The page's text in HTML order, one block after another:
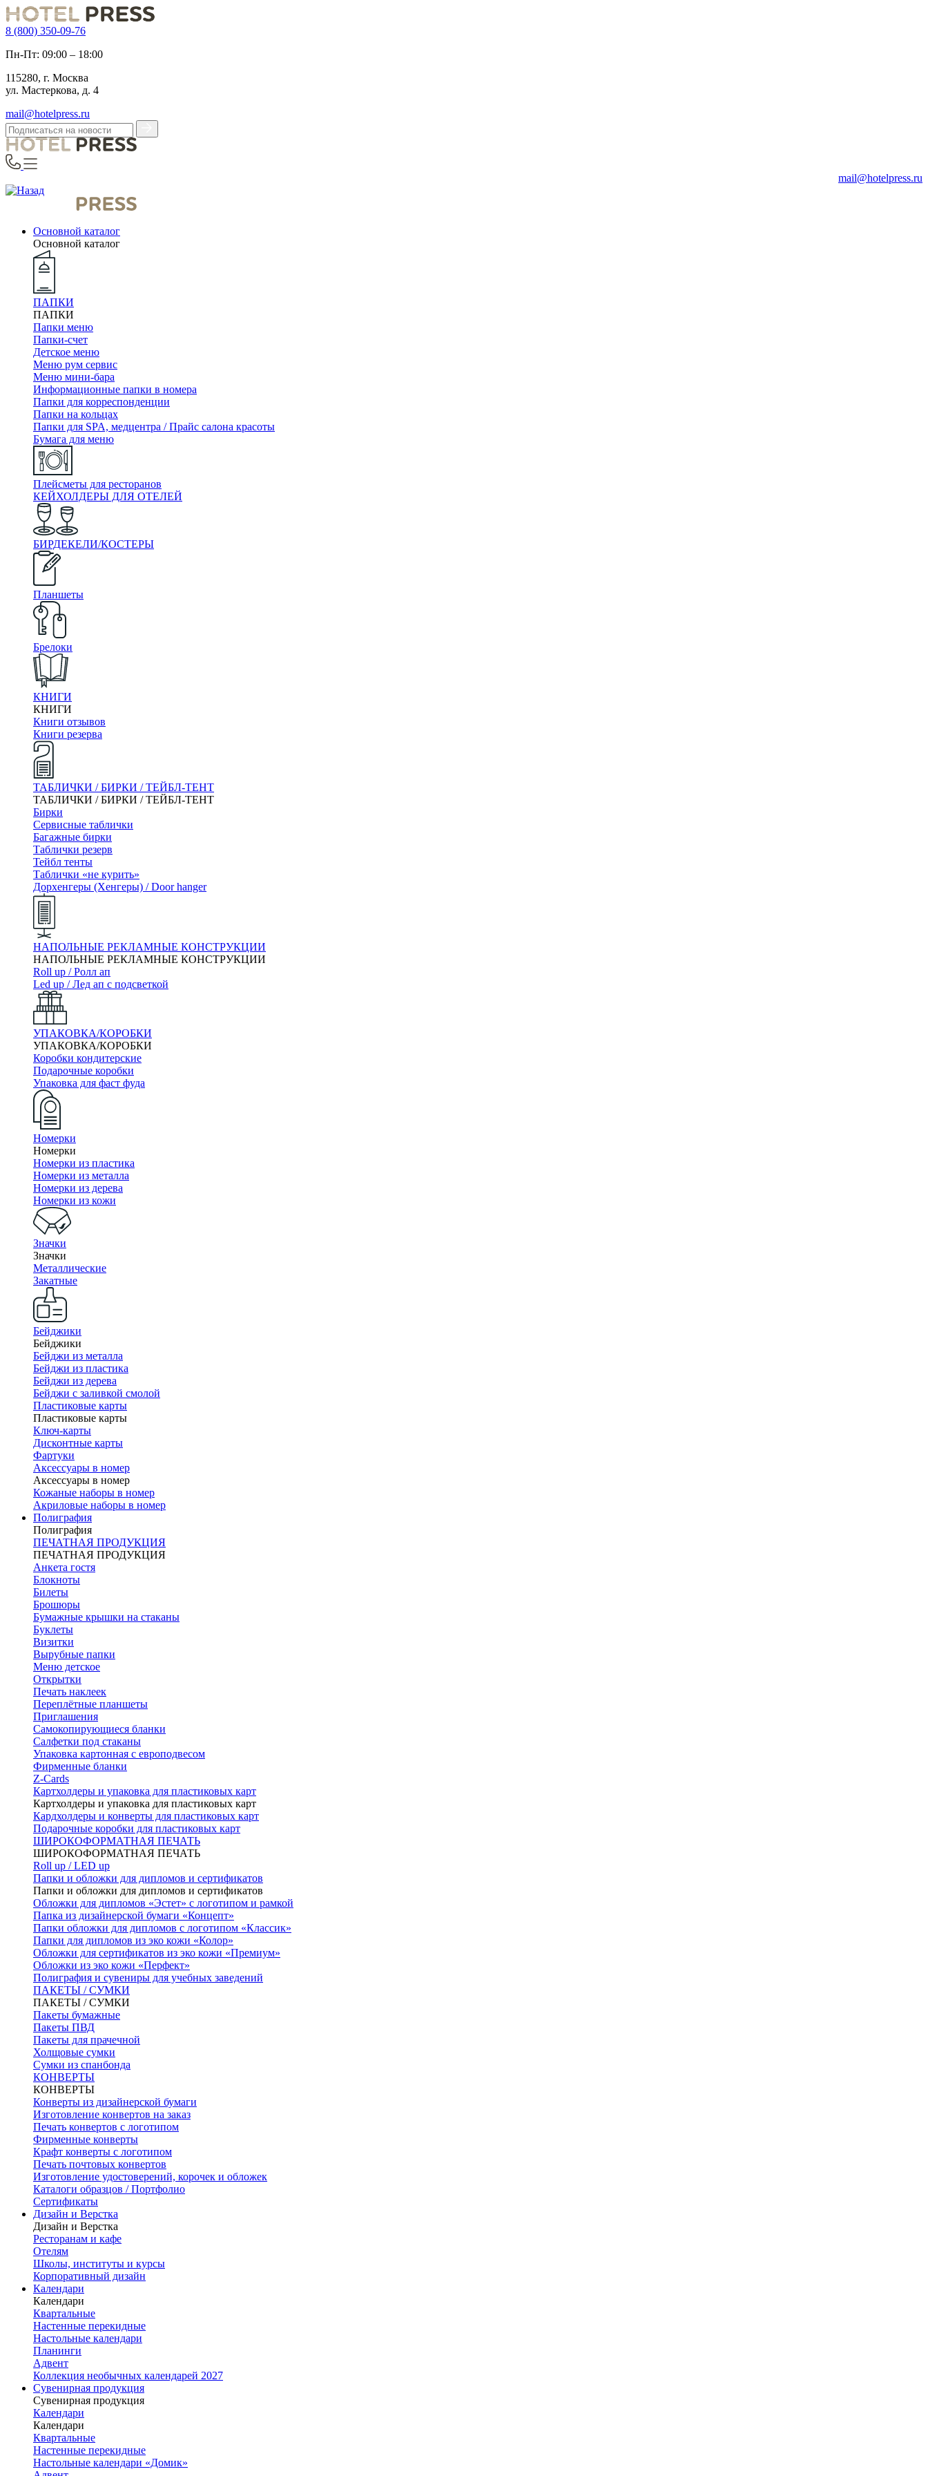
8 (800) 350-09-76
Пн-Пт: 09:00 – 18:00
115280, г. Москва
ул. Мастеркова, д. 4
mail@hotelpress.ru
mail@hotelpress.ru
Основной каталог
Основной каталог
ПАПКИ
ПАПКИ
Папки меню
Папки-счет
Детское меню
Меню рум сервис
Меню мини-бара
Информационные папки в номера
Папки для корреспонденции
Папки на кольцах
Папки для SPA, медцентра / Прайс салона красоты
Бумага для меню
Плейсметы для ресторанов
КЕЙХОЛДЕРЫ ДЛЯ ОТЕЛЕЙ
БИРДЕКЕЛИ/КОСТЕРЫ
Планшеты
Брелоки
КНИГИ
КНИГИ
Книги отзывов
Книги резерва
ТАБЛИЧКИ / БИРКИ / ТЕЙБЛ-ТЕНТ
ТАБЛИЧКИ / БИРКИ / ТЕЙБЛ-ТЕНТ
Бирки
Сервисные таблички
Багажные бирки
Таблички резерв
Тейбл тенты
Таблички «не курить»
Дорхенгеры (Хенгеры) / Door hanger
НАПОЛЬНЫЕ РЕКЛАМНЫЕ КОНСТРУКЦИИ
НАПОЛЬНЫЕ РЕКЛАМНЫЕ КОНСТРУКЦИИ
Roll up / Ролл ап
Led up / Лед ап с подсветкой
УПАКОВКА/КОРОБКИ
УПАКОВКА/КОРОБКИ
Коробки кондитерские
Подарочные коробки
Упаковка для фаст фуда
Номерки
Номерки
Номерки из пластика
Номерки из металла
Номерки из дерева
Номерки из кожи
Значки
Значки
Металлические
Закатные
Бейджики
Бейджики
Бейджи из металла
Бейджи из пластика
Бейджи из дерева
Бейджи с заливкой смолой
Пластиковые карты
Пластиковые карты
Ключ-карты
Дисконтные карты
Фартуки
Аксессуары в номер
Аксессуары в номер
Кожаные наборы в номер
Акриловые наборы в номер
Полиграфия
Полиграфия
ПЕЧАТНАЯ ПРОДУКЦИЯ
ПЕЧАТНАЯ ПРОДУКЦИЯ
Анкета гостя
Блокноты
Билеты
Брошюры
Бумажные крышки на стаканы
Буклеты
Визитки
Вырубные папки
Меню детское
Открытки
Печать наклеек
Переплётные планшеты
Приглашения
Самокопирующиеся бланки
Салфетки под стаканы
Упаковка картонная с европодвесом
Фирменные бланки
Z-Cards
Картхолдеры и упаковка для пластиковых карт
Картхолдеры и упаковка для пластиковых карт
Кардхолдеры и конверты для пластиковых карт
Подарочные коробки для пластиковых карт
ШИРОКОФОРМАТНАЯ ПЕЧАТЬ
ШИРОКОФОРМАТНАЯ ПЕЧАТЬ
Roll up / LED up
Папки и обложки для дипломов и сертификатов
Папки и обложки для дипломов и сертификатов
Обложки для дипломов «Эстет» с логотипом и рамкой
Папка из дизайнерской бумаги «Концепт»
Папки обложки для дипломов с логотипом «Классик»
Папки для дипломов из эко кожи «Колор»
Обложки для сертификатов из эко кожи «Премиум»
Обложки из эко кожи «Перфект»
Полиграфия и сувениры для учебных заведений
ПАКЕТЫ / СУМКИ
ПАКЕТЫ / СУМКИ
Пакеты бумажные
Пакеты ПВД
Пакеты для прачечной
Холщовые сумки
Сумки из спанбонда
КОНВЕРТЫ
КОНВЕРТЫ
Конверты из дизайнерской бумаги
Изготовление конвертов на заказ
Печать конвертов с логотипом
Фирменные конверты
Крафт конверты с логотипом
Печать почтовых конвертов
Изготовление удостоверений, корочек и обложек
Каталоги образцов / Портфолио
Сертификаты
Дизайн и Верстка
Дизайн и Верстка
Ресторанам и кафе
Отелям
Школы, институты и курсы
Корпоративный дизайн
Календари
Календари
Квартальные
Настенные перекидные
Настольные календари
Планинги
Адвент
Коллекция необычных календарей 2027
Сувенирная продукция
Сувенирная продукция
Календари
Календари
Квартальные
Настенные перекидные
Настольные календари «Домик»